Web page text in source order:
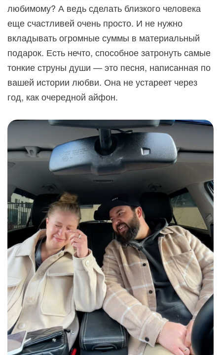
любимому? А ведь сделать близкого человека
еще счастливей очень просто. И не нужно
вкладывать огромные суммы в материальный
подарок. Есть нечто, способное затронуть самые
тонкие струны души — это песня, написанная по
вашей истории любви. Она не устареет через
год, как очередной айфон.